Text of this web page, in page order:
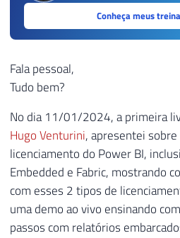
Conheça meus
Fala pessoal,
Tudo bem?
No dia 11/01/2024, a primeira
Hugo Venturini, apresentei
licenciamento do Power BI,
Embedded e Fabric, mostrando
com esses 2 tipos de
uma demo ao vivo ensinando
passos com relatórios